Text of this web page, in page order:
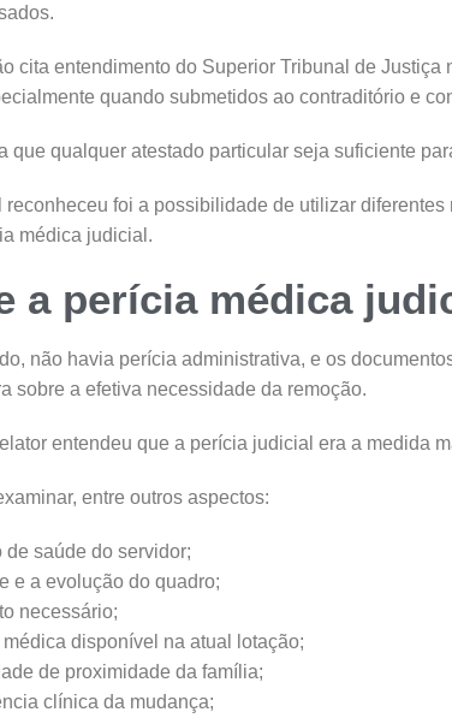
cita entendimento do Superior Tribunal de
quando submetidos ao contraditório e
que qualquer atestado particular seja suficiente
reconheceu foi a possibilidade de utilizar
médica judicial.
a perícia médica
não havia perícia administrativa, e os
sobre a efetiva necessidade da remoção.
entendeu que a perícia judicial era a medida
entre outros aspectos:
de saúde do servidor;
e a evolução do quadro;
necessário;
médica disponível na atual lotação;
de proximidade da família;
clínica da mudança;